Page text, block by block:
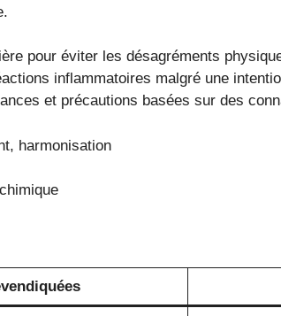
pour éviter les désagréments
inflammatoires malgré une
et précautions basées sur des
harmonisation